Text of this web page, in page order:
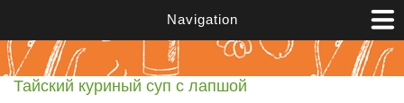
Navigation
Тайский куриный суп с лапшой